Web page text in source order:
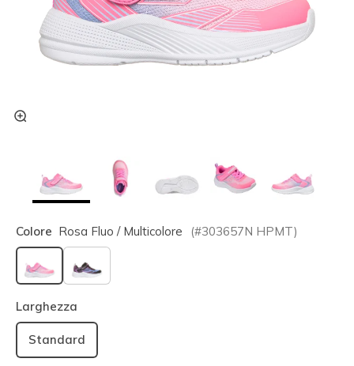
Colore Rosa Fluo / Multicolore (#303657N HPMT)
selezionato
Larghezza
Standard